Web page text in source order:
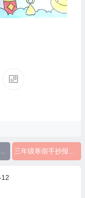
抄报怎么做好看 三年级寒假手抄报怎么做